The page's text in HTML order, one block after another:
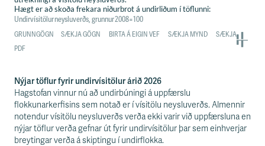
Nýjar töflur fyrir undirvísitölur árið 2026
Hagstofan vinnur nú að undirbúningi á uppfærslu
flokkunarkerfisins sem notað er í vísitölu neysluverðs. Almennir
notendur vísitölu neysluverðs verða ekki varir við uppfærsluna en
nýjar töflur verða gefnar út fyrir undirvísitölur þar sem einhverjar
breytingar verða á skiptingu í undirflokka.